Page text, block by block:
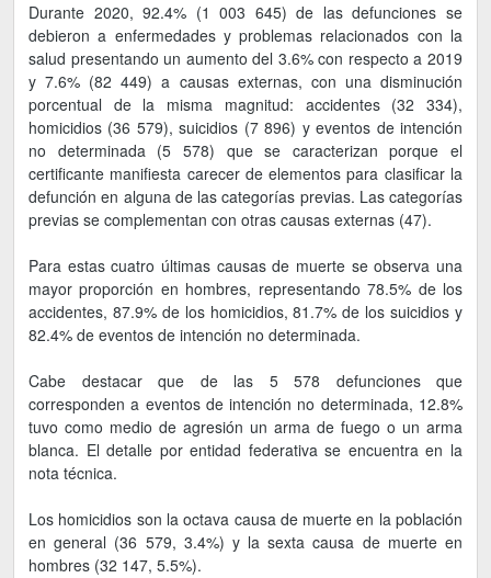
Durante 2020, 92.4% (1 003 645) de las defunciones se
debieron a enfermedades y problemas relacionados con la
salud presentando un aumento del 3.6% con respecto a 2019
y 7.6% (82 449) a causas externas, con una disminución
porcentual de la misma magnitud: accidentes (32 334),
homicidios (36 579), suicidios (7 896) y eventos de intención
no determinada (5 578) que se caracterizan porque el
certificante manifiesta carecer de elementos para clasificar la
defunción en alguna de las categorías previas. Las categorías
previas se complementan con otras causas externas (47).
Para estas cuatro últimas causas de muerte se observa una
mayor proporción en hombres, representando 78.5% de los
accidentes, 87.9% de los homicidios, 81.7% de los suicidios y
82.4% de eventos de intención no determinada.
Cabe destacar que de las 5 578 defunciones que
corresponden a eventos de intención no determinada, 12.8%
tuvo como medio de agresión un arma de fuego o un arma
blanca. El detalle por entidad federativa se encuentra en la
nota técnica.
Los homicidios son la octava causa de muerte en la población
en general (36 579, 3.4%) y la sexta causa de muerte en
hombres (32 147, 5.5%).